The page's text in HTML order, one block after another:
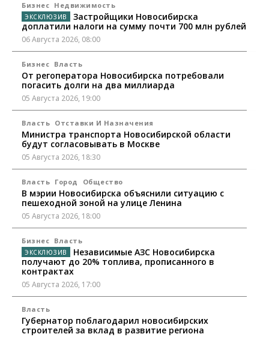
Бизнес Недвижимость
Застройщики Новосибирска
доплатили налоги на сумму почти 700 млн рублей
06 Августа 2026, 08:00
Бизнес Власть
От регоператора Новосибирска потребовали
погасить долги на два миллиарда
05 Августа 2026, 19:00
Власть Отставки И Назначения
Министра транспорта Новосибирской области
будут согласовывать в Москве
05 Августа 2026, 18:30
Власть Город Общество
В мэрии Новосибирска объяснили ситуацию с
пешеходной зоной на улице Ленина
05 Августа 2026, 18:00
Бизнес Власть
Независимые АЗС Новосибирска
получают до 20% топлива, прописанного в
контрактах
05 Августа 2026, 17:00
Власть
Губернатор поблагодарил новосибирских
строителей за вклад в развитие региона